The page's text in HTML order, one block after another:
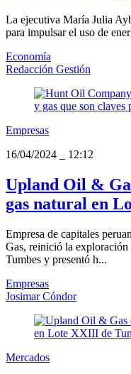
La ejecutiva María Julia
para impulsar el uso de
Economía
Redacción Gestión
Empresas
16/04/2024
12:12
Upland Oil &
gas natural en
Empresa de capitales
Gas, reinició la
Tumbes y presentó h...
Empresas
Josimar Cóndor
Mercados